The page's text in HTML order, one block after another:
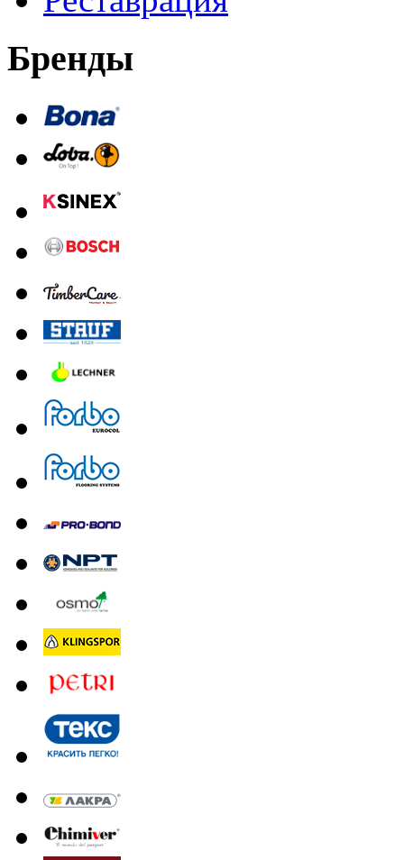
Бренды